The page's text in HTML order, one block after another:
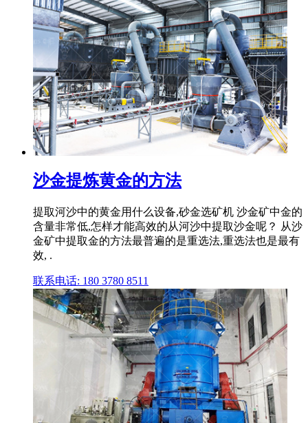
沙金提炼黄金的方法
提取河沙中的黄金用什么设备,砂金选矿机 沙金矿中金的
含量非常低,怎样才能高效的从河沙中提取沙金呢？ 从沙
金矿中提取金的方法最普遍的是重选法,重选法也是最有
效, .
联系电话: 180 3780 8511